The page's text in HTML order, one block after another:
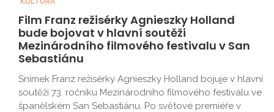
Film Franz režisérky Agnieszky Holland
bude bojovat v hlavní soutěži
Mezinárodního filmového festivalu v San
Sebastiánu
Snímek Franz režisérky Agnieszky Holland bojuje v hlavní
soutěži 73. ročníku Mezinárodního filmového festivalu ve
španělském San Sebastiánu. Po světové premiéře v